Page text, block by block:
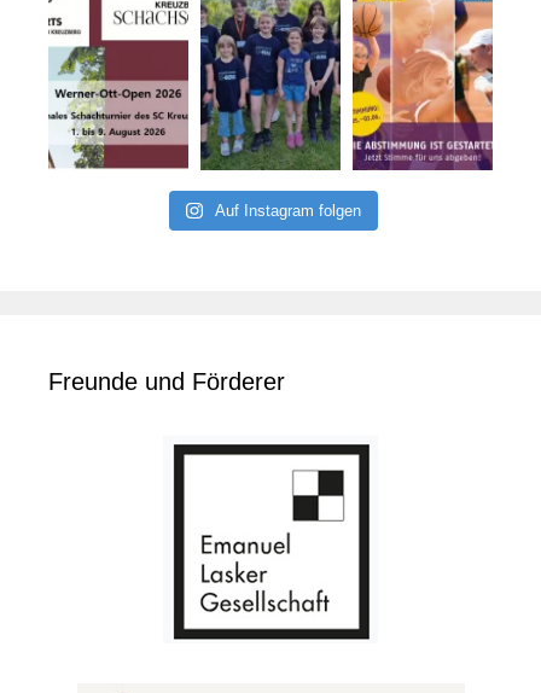
Auf Instagram folgen
Freunde und Förderer